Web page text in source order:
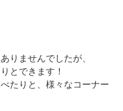
りませんでしたが、
とできます！
たりと、様々なコーナー